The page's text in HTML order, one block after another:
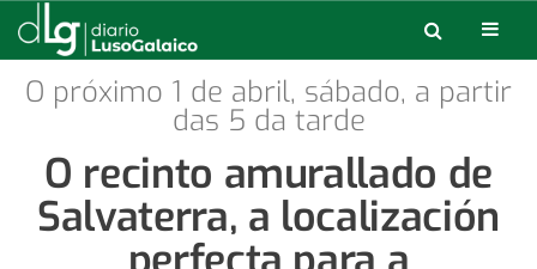
O próximo 1 de abril, sábado, a partir
das 5 da tarde
O recinto amurallado de
Salvaterra, a localización